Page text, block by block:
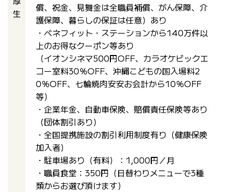
生
償、祝金、見舞金は全職員補償、がん保障、介
護保障、暮らしの保証は任意）あり
・ベネフィット・ステーションから140万件以
上のお得なクーポン等あり
（イオンシネマ500円OFF、カラオケビックエ
コー室料30％OFF、沖縄こどもの国入場料2
0％OFF、七輪焼肉安安お会計から10％OFF
等）
・企業年金、自動車保険、賠償責任保険等あり
（団体割引あり）
・全国提携施設の割引利用制度有り（健康保険
加入者）
・駐車場あり（有料）：1,000円／月
・職員食堂：350円（日替わりメニューで3種
類からお選び頂けます）